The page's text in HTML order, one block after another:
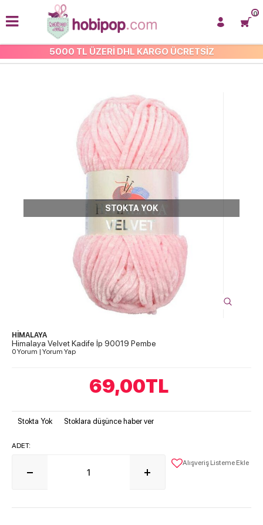
5000 TL ÜZERİ DHL KARGO ÜCRETSİZ
0
HİMALAYA VELVET
STOKTA YOK
HİMALAYA
Himalaya Velvet Kadife İp 90019 Pembe
0 Yorum | Yorum Yap
69,00TL
Stokta Yok Stoklara düşünce haber ver
ADET:
Alışveriş Listeme Ekle